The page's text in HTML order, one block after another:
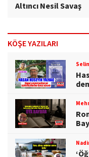
Altıncı Nesil Savaş
KÖŞE YAZILARI